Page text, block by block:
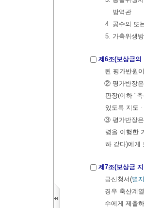
방역관
4. 공수의 또
5. 가축위생
제6조(보상금의
된 평가반원
② 평가반장은
판장(이하 "
있도록 지도
③ 평가반장은
령을 이행한
하 같다)에게
제7조(보상금
급신청서(별
경우 축산계
수에게 제출